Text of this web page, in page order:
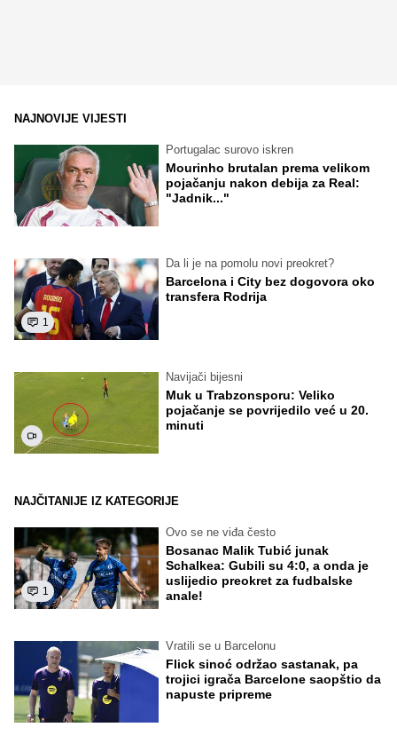
NAJNOVIJE VIJESTI
Portugalac surovo iskren
Mourinho brutalan prema velikom
pojačanju nakon debija za Real:
"Jadnik..."
1
Da li je na pomolu novi preokret?
Barcelona i City bez dogovora oko
transfera Rodrija
Navijači bijesni
Muk u Trabzonsporu: Veliko
pojačanje se povrijedilo već u 20.
minuti
NAJČITANIJE IZ KATEGORIJE
1
Ovo se ne viđa često
Bosanac Malik Tubić junak
Schalkea: Gubili su 4:0, a onda je
uslijedio preokret za fudbalske
anale!
Vratili se u Barcelonu
Flick sinoć održao sastanak, pa
trojici igrača Barcelone saopštio da
napuste pripreme